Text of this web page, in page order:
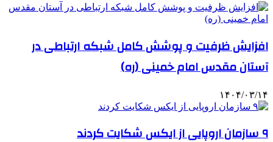
افزایش ظرفیت و پوشش کامل شبکه ارتباطی در
آستان مقدس امام خمینی (ره)
۱۴۰۴/۰۳/۱۴
۹ سازمان اروپایی از ایکس شکایت کردند